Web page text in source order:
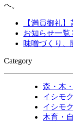
へ。
【満員御礼
お知らせ一覧
味噌づくり、
Category
森・木
イシモ
イシモ
木育・